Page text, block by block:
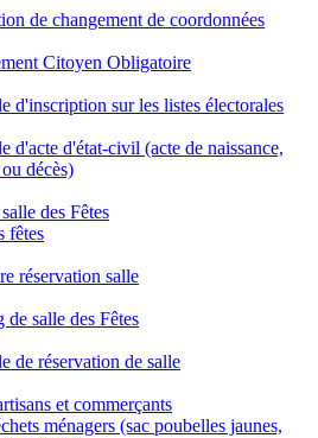
de changement de coordonnées
Citoyen Obligatoire
d'inscription sur les listes électorales
d'acte d'état-civil (acte de naissance,
décès)
des Fêtes
fêtes
réservation salle
de salle des Fêtes
de réservation de salle
et commerçants
ménagers (sac poubelles jaunes,